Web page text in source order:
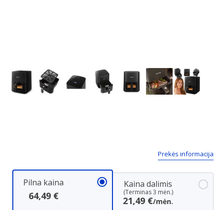
Prekės informacija
Pilna kaina
64,49 €
Kaina dalimis
(Terminas 3 mėn.)
21,49 €/mėn.